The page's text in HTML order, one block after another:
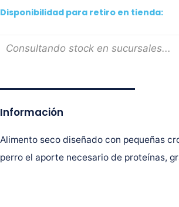
Disponibilidad para retiro en tienda:
Consultando stock en sucursales...
Información
Alimento seco diseñado con pequeñas
perro el aporte necesario de proteínas,